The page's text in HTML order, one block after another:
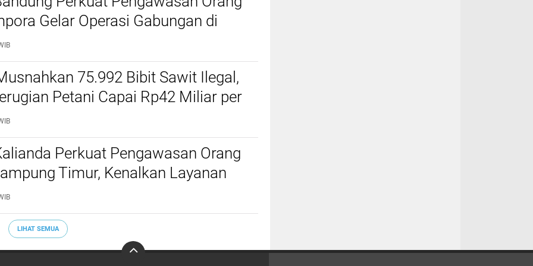
Gelar Operasi Gabungan di
dan Cimahi
75.992 Bibit Sawit Ilegal,
Petani Capai Rp42 Miliar per
Perkuat Pengawasan Orang
Timur, Kenalkan Layanan
LIHAT SEMUA